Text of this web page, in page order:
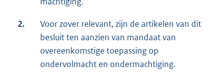
2.
Voor zover relevant, zijn de artikelen van dit
besluit ten aanzien van mandaat van
overeenkomstige toepassing op
ondervolmacht en ondermachtiging.